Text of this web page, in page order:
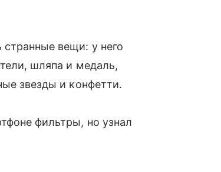
вещи: у него
шляпа и медаль,
звезды и конфетти.
фильтры, но узнал